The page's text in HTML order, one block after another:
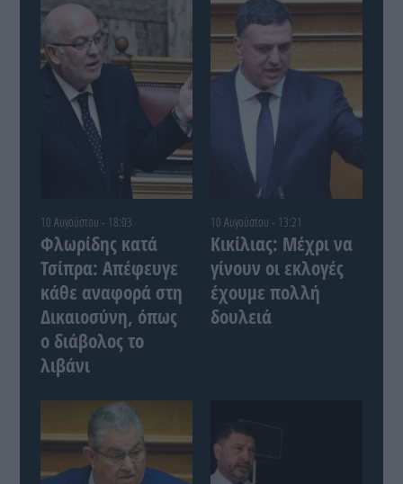
10 Αυγούστου - 18:03
Φλωρίδης κατά
Τσίπρα: Απέφευγε
κάθε αναφορά στη
Δικαιοσύνη, όπως
ο διάβολος το
λιβάνι
10 Αυγούστου - 13:21
Κικίλιας: Μέχρι να
γίνουν οι εκλογές
έχουμε πολλή
δουλειά